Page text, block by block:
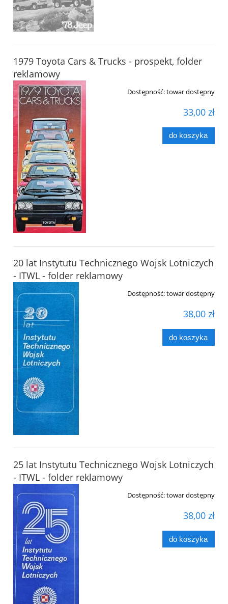
1979 Toyota Cars & Trucks - prospekt, folder
reklamowy
Dostępność:towar dostępny
33,00 zł
do koszyka
20 lat Instytutu Technicznego Wojsk Lotniczych
- ITWL - folder reklamowy
Dostępność:towar dostępny
38,00 zł
do koszyka
25 lat Instytutu Technicznego Wojsk Lotniczych
- ITWL - folder reklamowy
Dostępność:towar dostępny
38,00 zł
do koszyka